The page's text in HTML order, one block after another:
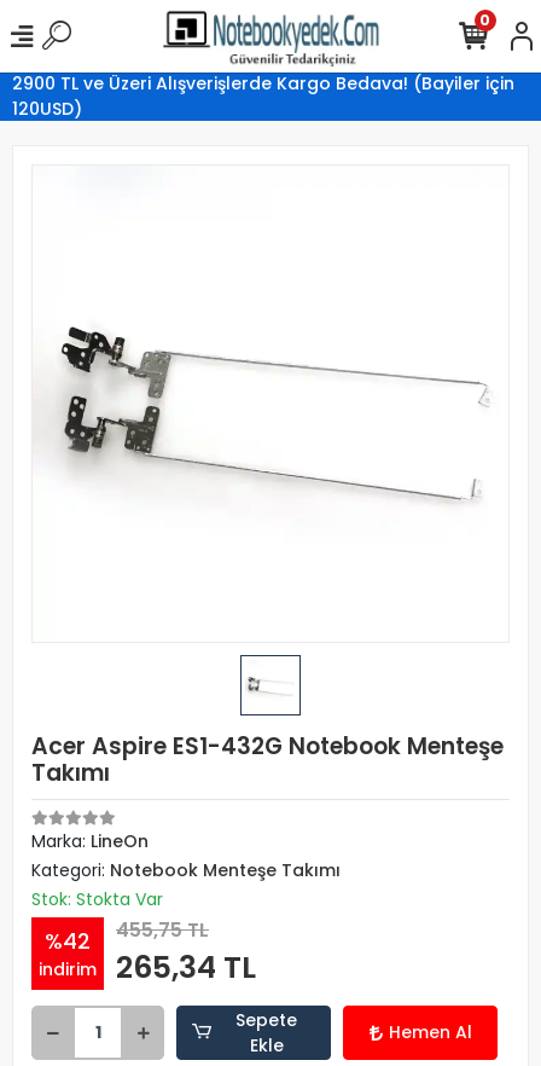
2900 TL ve Üzeri Alışverişlerde Kargo Bedava! (Bayiler için
120USD)
0
Acer Aspire ES1-432G Notebook Menteşe
Takımı
Marka: LineOn
Kategori: Notebook Menteşe Takımı
Stok: Stokta Var
%42
indirim
455,75 TL
265,34 TL
Sepete
Ekle
Hemen Al